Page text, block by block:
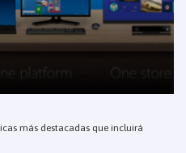
más destacadas que incluirá